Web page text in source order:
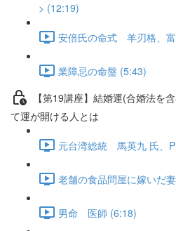
> (12:19)
安倍氏の命式 羊刃格、
業障忌の命盤 (5:43)
【第19講座】結婚運(合婚法
て運が開ける人とは
元台湾総統 馬英九 氏、
老舗の食品問屋に嫁いだ
男命 医師 (6:18)